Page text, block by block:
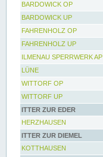
BARDOWICK OP
BARDOWICK UP
FAHRENHOLZ OP
FAHRENHOLZ UP
ILMENAU SPERRWERK AP
LÜNE
WITTORF OP
WITTORF UP
ITTER ZUR EDER
HERZHAUSEN
ITTER ZUR DIEMEL
KOTTHAUSEN